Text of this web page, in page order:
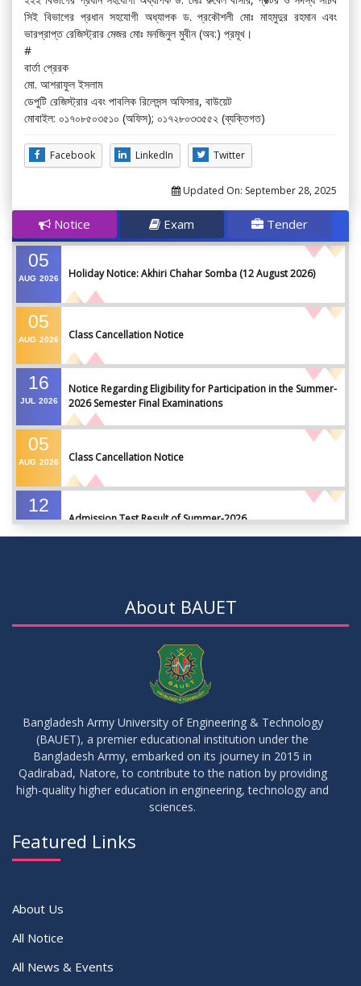
সিই বিভাগের প্রধান সহযোগী অধ্যাপক ড. প্রকৌশলী মোঃ মাহমুদুর রহমান এবং
ভারপ্রাপ্ত রেজিস্ট্রার মেজর মোঃ মনজিনুল মুবীন (অব:) প্রমূখ।
#
বার্তা প্রেরক
মো. আশরাফুল ইসলাম
ডেপুটি রেজিস্ট্রার এবং পাবলিক রিলেসন্স অফিসার, বাউয়েট
মোবাইল: ০১৭০৮৫০৩৫১০ (অফিস); ০১৭২৮০৩৩৫৫২ (ব্যক্তিগত)
Facebook LinkedIn Twitter
Updated On: September 28, 2025
Notice Exam Tender
05
AUG 2026 Holiday Notice: Akhiri Chahar Somba (12 August 2026)
05
AUG 2026 Class Cancellation Notice
16
JUL 2026
Notice Regarding Eligibility for Participation in the Summer-
2026 Semester Final Examinations
05
AUG 2026 Class Cancellation Notice
12
Admission Test Result of Summer-2026
09
Notice on Commencement of Classes for Summer 2026
23
JUN 2026 Notice on Adherence to University Rules and Discipline
About BAUET
Bangladesh Army University of Engineering & Technology
(BAUET), a premier educational institution under the
Bangladesh Army, embarked on its journey in 2015 in
Qadirabad, Natore, to contribute to the nation by providing
high-quality higher education in engineering, technology and
sciences.
Featured Links
About Us
All Notice
All News & Events